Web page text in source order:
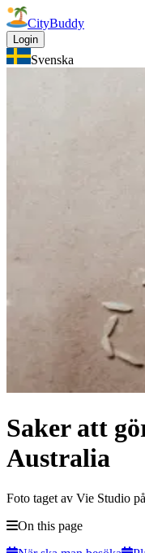
CityBuddy
Login
Svenska
Saker att
Australia
Foto taget av Vie Studio
On this page